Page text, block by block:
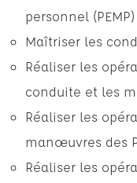
personnel (PEMP)
Maîtriser les
Réaliser les
conduite et les
Réaliser les
manœuvres des
Réaliser les